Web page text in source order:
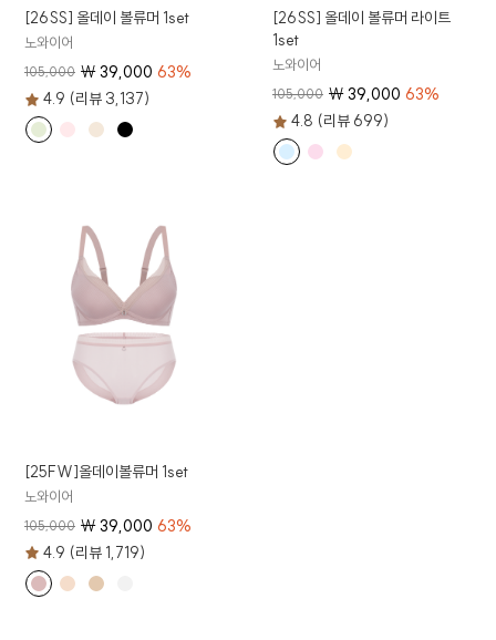
[26SS] 올데이 볼류머 1set
노와이어
105,000 ₩39,000 63%
4.9 (리뷰 3,137)
[26SS] 올데이 볼류머 라이트
1set
노와이어
105,000 ₩39,000 63%
4.8 (리뷰 699)
[25FW]올데이볼류머 1set
노와이어
105,000 ₩39,000 63%
4.9 (리뷰 1,719)